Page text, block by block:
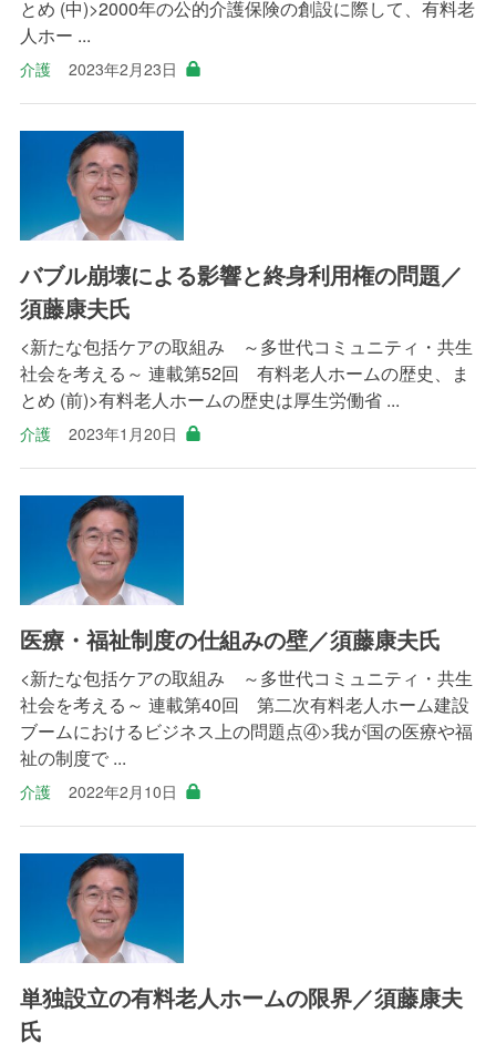
とめ (中)>2000年の公的介護保険の創設に際して、有料老
人ホー ...
介護 2023年2月23日
バブル崩壊による影響と終身利用権の問題／
須藤康夫氏
<新たな包括ケアの取組み ～多世代コミュニティ・共生
社会を考える～ 連載第52回 有料老人ホームの歴史、ま
とめ (前)>有料老人ホームの歴史は厚生労働省 ...
介護 2023年1月20日
医療・福祉制度の仕組みの壁／須藤康夫氏
<新たな包括ケアの取組み ～多世代コミュニティ・共生
社会を考える～ 連載第40回 第二次有料老人ホーム建設
ブームにおけるビジネス上の問題点④>我が国の医療や福
祉の制度で ...
介護 2022年2月10日
単独設立の有料老人ホームの限界／須藤康夫
氏